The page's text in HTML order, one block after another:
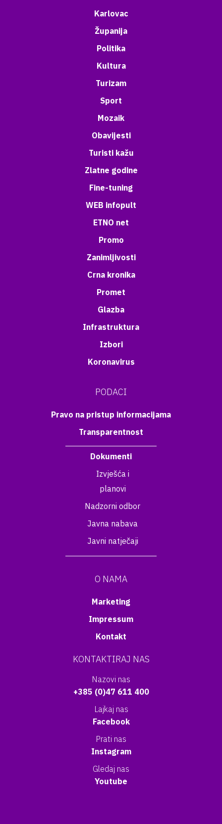
Karlovac
Županija
Politika
Kultura
Turizam
Sport
Mozaik
Obavijesti
Turisti kažu
Zlatne godine
Fine-tuning
WEB infopult
ETNO net
Promo
Zanimljivosti
Crna kronika
Promet
Glazba
Infrastruktura
Izbori
Koronavirus
PODACI
Pravo na pristup informacijama
Transparentnost
Dokumenti
Izvješća i
planovi
Nadzorni odbor
Javna nabava
Javni natječaji
O NAMA
Marketing
Impressum
Kontakt
KONTAKTIRAJ NAS
Nazovi nas
+385 (0)47 611 400
Lajkaj nas
Facebook
Prati nas
Instagram
Gledaj nas
Youtube